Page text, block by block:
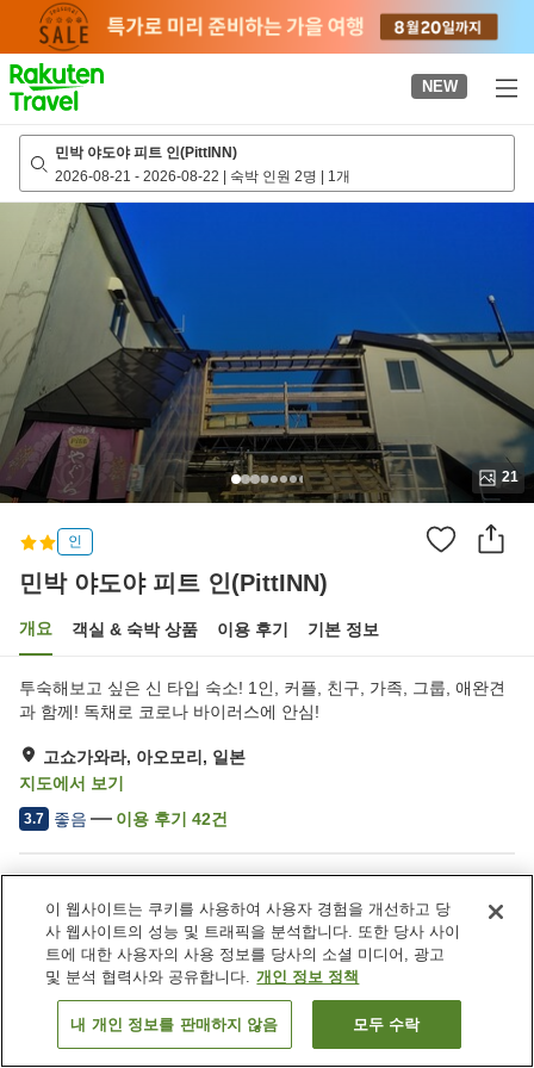
page
NEW
민박 야도야 피트 인(PittINN)
2026-08-21 - 2026-08-22 | 숙박 인원 2명 | 1개
21
인
민박 야도야 피트 인(PittINN)
개요 객실 & 숙박 상품 이용 후기 기본 정보
투숙해보고 싶은 신 타입 숙소! 1인, 커플, 친구, 가족, 그룹, 애완견
과 함께! 독채로 코로나 바이러스에 안심!
고쇼가와라, 아오모리, 일본
지도에서 보기
3.7 좋음 이용 후기 42건
주차장
건물 내에서 반려동물 동반
가능
회의실
다목적실
일본 아오모리 고쇼가와라 민박 야도야 피트 인(PittINN)
객실 보기
이 웹사이트는 쿠키를 사용하여 사용자 경험을 개선하고 당
사 웹사이트의 성능 및 트래픽을 분석합니다. 또한 당사 사이
트에 대한 사용자의 사용 정보를 당사의 소셜 미디어, 광고
및 분석 협력사와 공유합니다. 개인 정보 정책
내 개인 정보를 판매하지 않음 모두 수락